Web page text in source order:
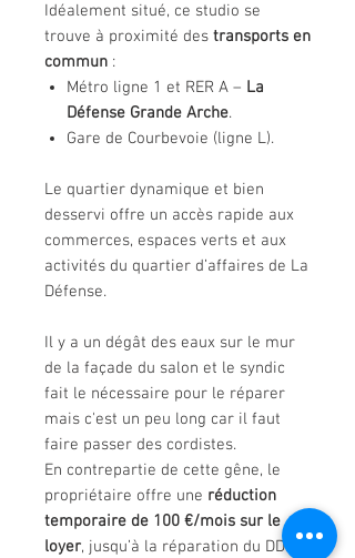
Idéalement situé, ce studio se
trouve à proximité des transports en
commun :
Métro ligne 1 et RER A – La
Défense Grande Arche.
Gare de Courbevoie (ligne L).
Le quartier dynamique et bien
desservi offre un accès rapide aux
commerces, espaces verts et aux
activités du quartier d’affaires de La
Défense.
Il y a un dégât des eaux sur le mur
de la façade du salon et le syndic
fait le nécessaire pour le réparer
mais c'est un peu long car il faut
faire passer des cordistes.
En contrepartie de cette gêne, le
propriétaire offre une réduction
temporaire de 100 €/mois sur le
loyer, jusqu’à la réparation du DDE